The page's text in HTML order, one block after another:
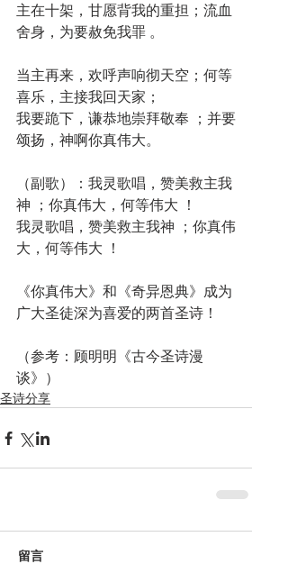
主在十架，甘愿背我的重担；流血
舍身，为要赦免我罪 。
当主再来，欢呼声响彻天空；何等
喜乐，主接我回天家；
我要跪下，谦恭地崇拜敬奉 ；并要
颂扬，神啊你真伟大。
（副歌）：我灵歌唱，赞美救主我
神 ；你真伟大，何等伟大 ！
我灵歌唱，赞美救主我神 ；你真伟
大，何等伟大 ！
《你真伟大》和《奇异恩典》成为
广大圣徒深为喜爱的两首圣诗！
（参考：顾明明《古今圣诗漫
谈》）
圣诗分享
留言